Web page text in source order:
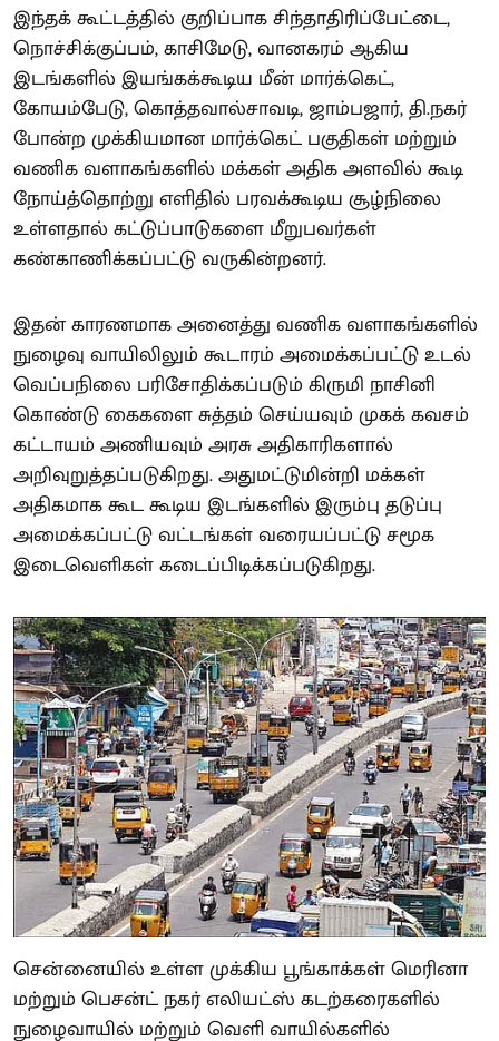
இந்தக் கூட்டத்தில் குறிப்பாக சிந்தாதிரிப்பேட்டை,
நொச்சிக்குப்பம், காசிமேடு, வானகரம் ஆகிய
இடங்களில் இயங்கக்கூடிய மீன் மார்க்கெட்,
கோயம்பேடு, கொத்தவால்சாவடி, ஜாம்பஜார், தி.நகர்
போன்ற முக்கியமான மார்க்கெட் பகுதிகள் மற்றும்
வணிக வளாகங்களில் மக்கள் அதிக அளவில் கூடி
நோய்த்தொற்று எளிதில் பரவக்கூடிய சூழ்நிலை
உள்ளதால் கட்டுப்பாடுகளை மீறுபவர்கள்
கண்காணிக்கப்பட்டு வருகின்றனர்.
இதன் காரணமாக அனைத்து வணிக வளாகங்களில்
நுழைவு வாயிலிலும் கூடாரம் அமைக்கப்பட்டு உடல்
வெப்பநிலை பரிசோதிக்கப்படும் கிருமி நாசினி
கொண்டு கைகளை சுத்தம் செய்யவும் முகக் கவசம்
கட்டாயம் அணியவும் அரசு அதிகாரிகளால்
அறிவுறுத்தப்படுகிறது. அதுமட்டுமின்றி மக்கள்
அதிகமாக கூட கூடிய இடங்களில் இரும்பு தடுப்பு
அமைக்கப்பட்டு வட்டங்கள் வரையப்பட்டு சமூக
இடைவெளிகள் கடைப்பிடிக்கப்படுகிறது.
சென்னையில் உள்ள முக்கிய பூங்காக்கள் மெரினா
மற்றும் பெசன்ட் நகர் எலியட்ஸ் கடற்கரைகளில்
நுழைவாயில் மற்றும் வெளி வாயில்களில்